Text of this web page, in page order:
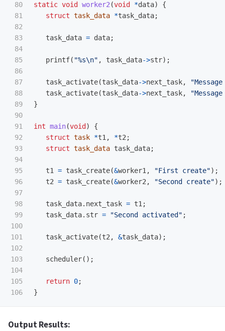
80
81
82
83
84
85
86
87
88
89
90
91
92
93
94
95
96
97
98
99
100
101
102
103
104
105
static void worker2(void *data)
{
struct task_data *task_data;
task_data = data;
printf( "%s\n" , task_data->str);
task_activate(task_data->next_task,
task_activate(task_data->next_task,
}
int main(void )
{
struct task *t1, *t2;
struct task_data task_data;
t1 = task_create(&worker1, "First create");
t2 = task_create(&worker2, "Second create");
task_data. next_task = t1;
task_data. str = "Second activated" ;
task_activate(t2, &task_data);
scheduler();
return 0;
}
Output Results: